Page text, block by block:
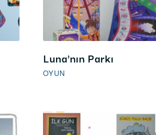
Luna'nın Parkı
OYUN